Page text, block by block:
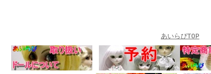
あいらぴTOP